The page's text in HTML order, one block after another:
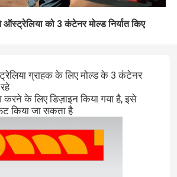
को 3 कंटेनर मोल्ड निर्यात किए
ग्राहक के लिए मोल्ड के 3 कंटेनर
के लिए डिज़ाइन किया गया है, इसे
किया जा सकता है